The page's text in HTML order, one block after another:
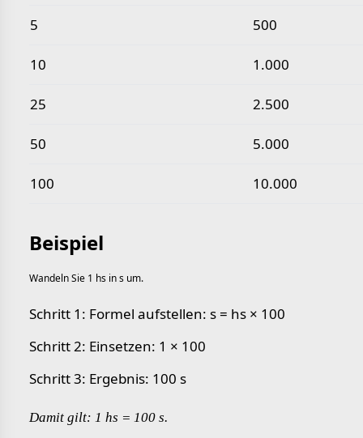
5 500
10 1.000
25 2.500
50 5.000
100 10.000
Beispiel
Wandeln Sie 1 hs in s um.
Schritt 1: Formel aufstellen: s = hs × 100
Schritt 2: Einsetzen: 1 × 100
Schritt 3: Ergebnis: 100 s
Damit gilt: 1 hs = 100 s.